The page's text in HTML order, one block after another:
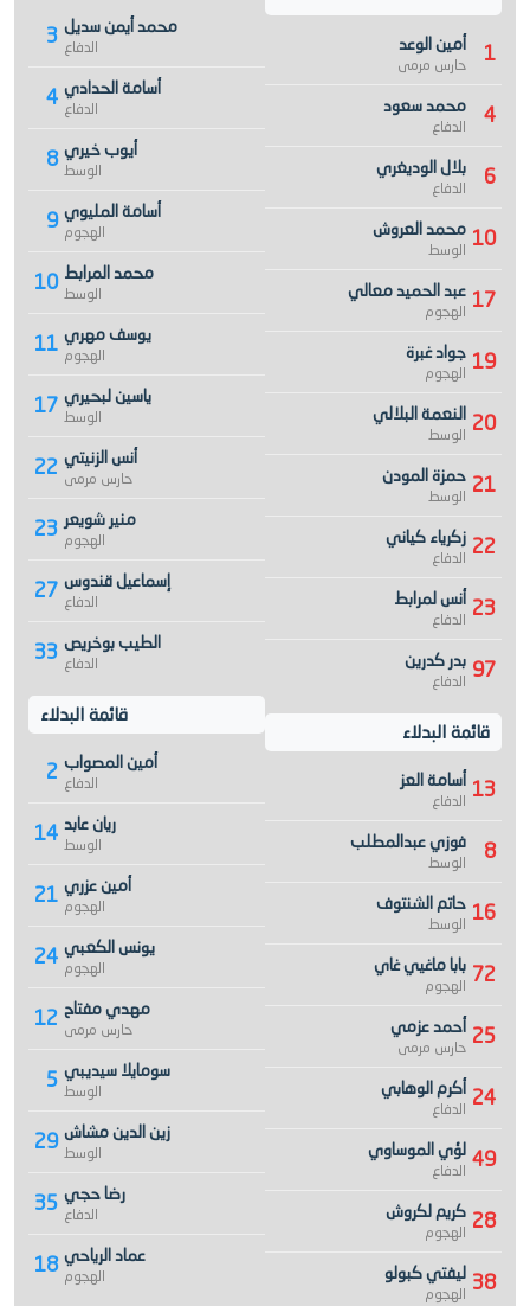
3 محمد أيمن سديل
الدفاع
4 أسامة الحدادي
الدفاع
8 أيوب خيري
الوسط
9 أسامة المليوي
الهجوم
10 محمد المرابط
الوسط
11 يوسف مهري
الهجوم
17 ياسين لبحيري
الوسط
22 أنس الزنيتي
حارس مرمى
23 منير شويعر
الهجوم
27 إسماعيل قندوس
الدفاع
33 الطيب بوخريص
الدفاع
قائمة البدلاء
2 أمين المصواب
الدفاع
14 ريان عابد
الوسط
21 أمين عزري
الهجوم
24 يونس الكعبي
الهجوم
12 مهدي مفتاح
حارس مرمى
5 سومايلا سيديبي
الوسط
29 زين الدين مشاش
الوسط
35 رضا حجي
الدفاع
18 عماد الرياحي
الهجوم
1 أمين الوعد
حارس مرمى
4 محمد سعود
الدفاع
6 بلال الوديغري
الدفاع
10 محمد العروش
الوسط
17 عبد الحميد معالي
الهجوم
19 جواد غبرة
الهجوم
20 النعمة البلالي
الوسط
21 حمزة المودن
الوسط
22 زكرياء كياني
الدفاع
23 أنس لمرابط
الدفاع
97 بدر كدرين
الدفاع
قائمة البدلاء
13 أسامة العز
الدفاع
8 فوزي عبدالمطلب
الوسط
16 حاتم الشنتوف
الوسط
72 بابا ماغيي غاي
الهجوم
25 أحمد عزمي
حارس مرمى
24 أكرم الوهابي
الدفاع
49 لؤي الموساوي
الدفاع
28 كريم لكروش
الهجوم
38 ليفتي كبولو
الهجوم